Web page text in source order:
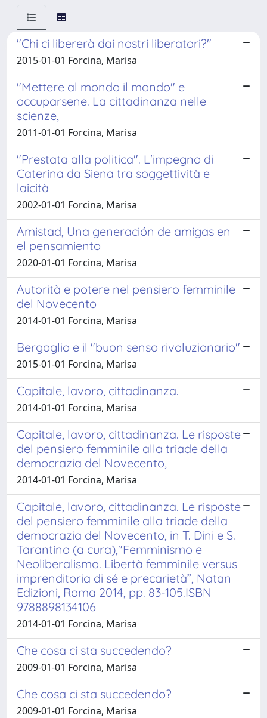
"Chi ci libererà dai nostri liberatori?"
2015-01-01 Forcina, Marisa
"Mettere al mondo il mondo" e
occuparsene. La cittadinanza nelle
scienze,
2011-01-01 Forcina, Marisa
"Prestata alla politica". L'impegno di
Caterina da Siena tra soggettività e
laicità
2002-01-01 Forcina, Marisa
Amistad, Una generación de amigas en
el pensamiento
2020-01-01 Forcina, Marisa
Autorità e potere nel pensiero femminile
del Novecento
2014-01-01 Forcina, Marisa
Bergoglio e il "buon senso rivoluzionario"
2015-01-01 Forcina, Marisa
Capitale, lavoro, cittadinanza.
2014-01-01 Forcina, Marisa
Capitale, lavoro, cittadinanza. Le risposte
del pensiero femminile alla triade della
democrazia del Novecento,
2014-01-01 Forcina, Marisa
Capitale, lavoro, cittadinanza. Le risposte
del pensiero femminile alla triade della
democrazia del Novecento, in T. Dini e S.
Tarantino (a cura),"Femminismo e
Neoliberalismo. Libertà femminile versus
imprenditoria di sé e precarietà”, Natan
Edizioni, Roma 2014, pp. 83-105.ISBN
9788898134106
2014-01-01 Forcina, Marisa
Che cosa ci sta succedendo?
2009-01-01 Forcina, Marisa
Che cosa ci sta succedendo?
2009-01-01 Forcina, Marisa